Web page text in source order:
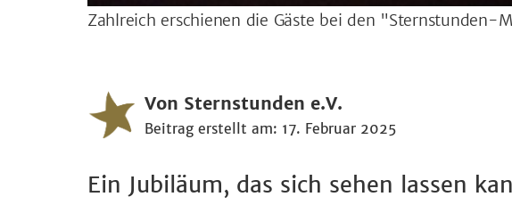
Zahlreich erschienen die Gäste bei den "Sternstunden-
Von Sternstunden e.V.
Beitrag erstellt am: 17. Februar 2025
Ein Jubiläum, das sich sehen lassen